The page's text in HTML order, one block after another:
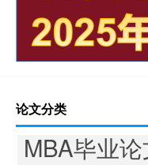
论文分类
MBA毕业论